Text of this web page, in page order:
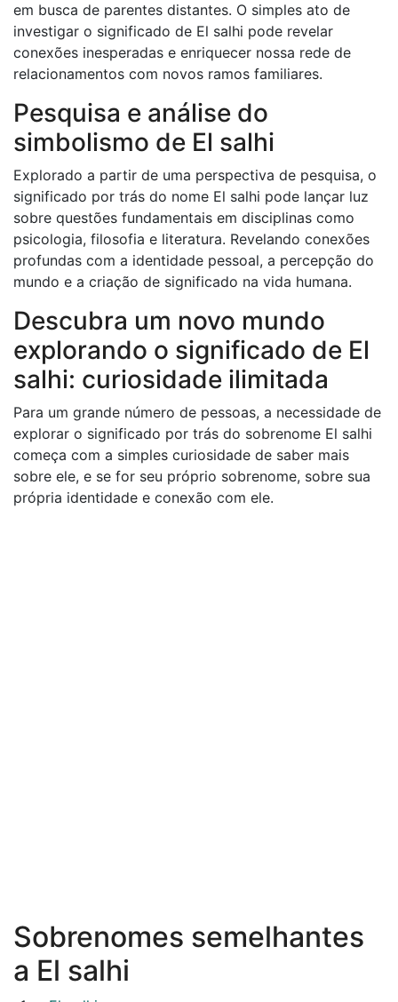
em busca de parentes distantes. O simples ato de
investigar o significado de El salhi pode revelar
conexões inesperadas e enriquecer nossa rede de
relacionamentos com novos ramos familiares.
Pesquisa e análise do
simbolismo de El salhi
Explorado a partir de uma perspectiva de pesquisa, o
significado por trás do nome El salhi pode lançar luz
sobre questões fundamentais em disciplinas como
psicologia, filosofia e literatura. Revelando conexões
profundas com a identidade pessoal, a percepção do
mundo e a criação de significado na vida humana.
Descubra um novo mundo
explorando o significado de El
salhi: curiosidade ilimitada
Para um grande número de pessoas, a necessidade de
explorar o significado por trás do sobrenome El salhi
começa com a simples curiosidade de saber mais
sobre ele, e se for seu próprio sobrenome, sobre sua
própria identidade e conexão com ele.
Sobrenomes semelhantes
a El salhi